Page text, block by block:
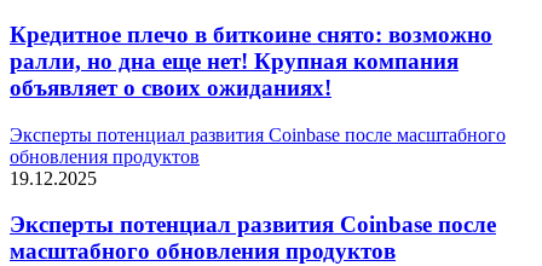
Кредитное плечо в биткоине снято: возможно
ралли, но дна еще нет! Крупная компания
объявляет о своих ожиданиях!
Эксперты потенциал развития Coinbase после масштабного
обновления продуктов
19.12.2025
Эксперты потенциал развития Coinbase после
масштабного обновления продуктов